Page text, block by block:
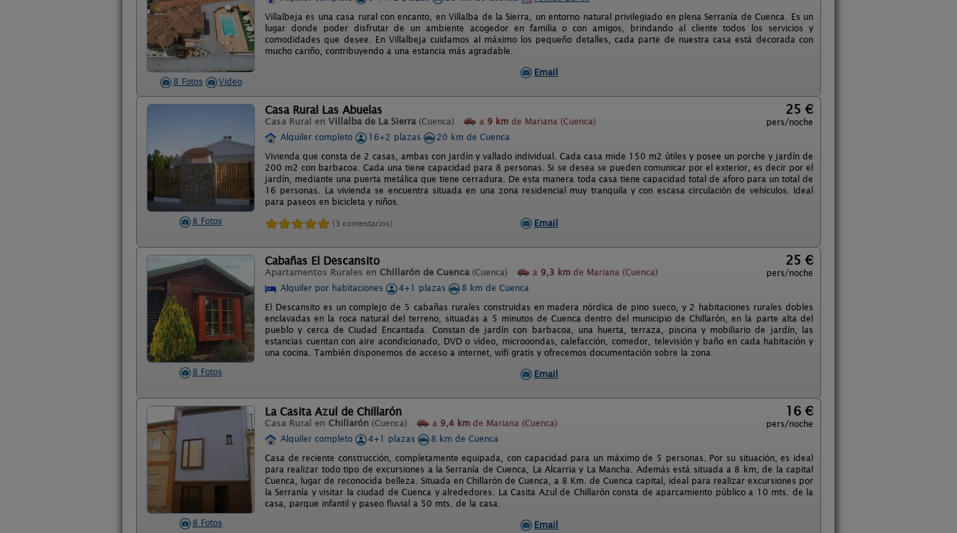
8 Fotos Video
Villalbeja es una casa rural con encanto, en Villalba de la Sierra, un entorno natural privilegiado en plena Serranía de Cuenca. Es un
lugar donde poder disfrutar de un ambiente acogedor en familia o con amigos, brindando al cliente todos los servicios y
comodidades que desee. En Villalbeja cuidamos al máximo los pequeño detalles, cada parte de nuestra casa está decorada con
mucho cariño, contribuyendo a una estancia más agradable.
Email
8 Fotos
Casa Rural Las Abuelas
Casa Rural en Villalba de La Sierra (Cuenca) a 9 km de Mariana (Cuenca)
25 €
pers/noche
Alquiler completo
16+2 plazas
20 km de Cuenca
Vivienda que consta de 2 casas, ambas con jardín y vallado individual. Cada casa mide 150 m2 útiles y posee un porche y jardín de
200 m2 con barbacoa. Cada una tiene capacidad para 8 personas. Si se desea se pueden comunicar por el exterior, es decir por el
jardín, mediante una puerta metálica que tiene cerradura. De esta manera toda casa tiene capacidad total de aforo para un total de
16 personas. La vivienda se encuentra situada en una zona residencial muy tranquila y con escasa circulación de vehículos. Ideal
para paseos en bicicleta y niños.
(3 comentarios) Email
8 Fotos
Cabañas El Descansito
Apartamentos Rurales en Chillarón de Cuenca (Cuenca) a 9,3 km de Mariana (Cuenca)
25 €
pers/noche
Alquiler por habitaciones
4+1 plazas
8 km de Cuenca
El Descansito es un complejo de 5 cabañas rurales construidas en madera nórdica de pino sueco, y 2 habitaciones rurales dobles
enclavadas en la roca natural del terreno, situadas a 5 minutos de Cuenca dentro del municipio de Chillarón, en la parte alta del
pueblo y cerca de Ciudad Encantada. Constan de jardín con barbacoa, una huerta, terraza, piscina y mobiliario de jardín, las
estancias cuentan con aire acondicionado, DVD o vídeo, microoondas, calefacción, comedor, televisión y baño en cada habitación y
una cocina. También disponemos de acceso a internet, wifi gratis y ofrecemos documentación sobre la zona.
Email
8 Fotos
La Casita Azul de Chillarón
Casa Rural en Chillarón (Cuenca) a 9,4 km de Mariana (Cuenca)
16 €
pers/noche
Alquiler completo
4+1 plazas
8 km de Cuenca
Casa de reciente construcción, completamente equipada, con capacidad para un máximo de 5 personas. Por su situación, es ideal
para realizar todo tipo de excursiones a la Serranía de Cuenca, La Alcarria y La Mancha. Además está situada a 8 km, de la capital
Cuenca, lugar de reconocida belleza. Situada en Chillarón de Cuenca, a 8 Km. de Cuenca capital, ideal para realizar excursiones por
la Serranía y visitar la ciudad de Cuenca y alrededores. La Casita Azul de Chillarón consta de aparcamiento público a 10 mts. de la
casa, parque infantil y paseo fluvial a 50 mts. de la casa.
Email